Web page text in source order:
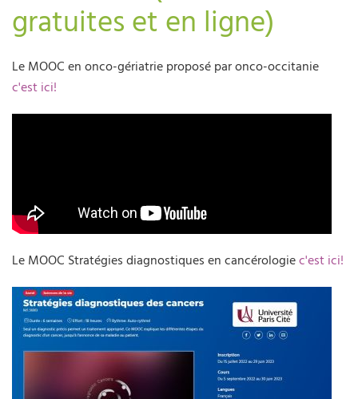
gratuites et en ligne)
Le MOOC en onco-gériatrie proposé par onco-occitanie
c'est ici!
Le MOOC Stratégies diagnostiques en cancérologiec'est ici!